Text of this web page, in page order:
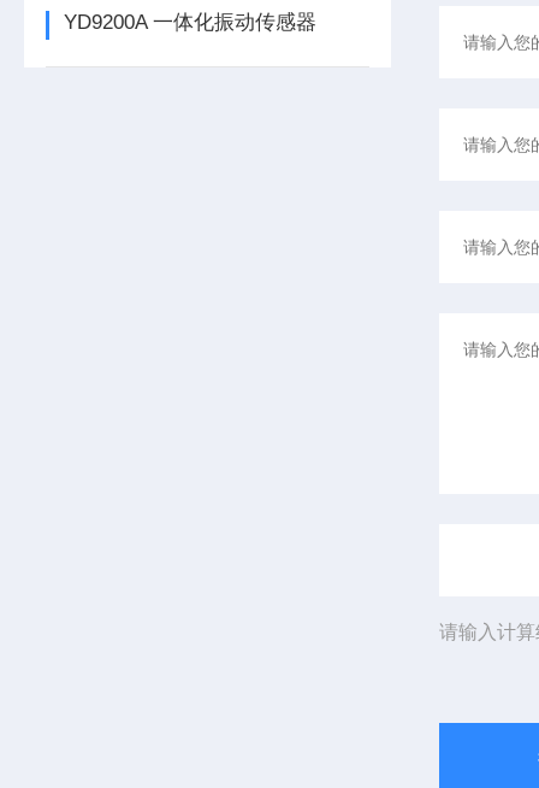
YD9200A 一体化振动传感器
请输入计